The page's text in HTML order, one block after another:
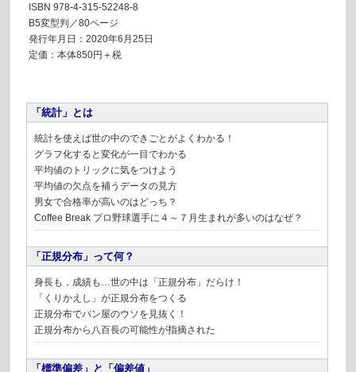
ISBN 978-4-315-52248-8
B5変型判／80ページ
発行年月日：2020年6月25日
定価：本体850円＋税
「統計」とは
統計を使えば世の中のできごとがよくわかる！
グラフ化すると変化が一目でわかる
平均値のトリックに気をつけよう
平均値の欠点を補うデータの見方
男女で合格率が高いのはどっち？
Coffee Break プロ野球選手に４～７月生まれが多いのはなぜ？
「正規分布」って何？
身長も，成績も…世の中は「正規分布」だらけ！
「くりかえし」が正規分布をつくる
正規分布でパン屋のウソを見抜く！
正規分布から八百長の可能性が指摘された
「標準偏差」と「偏差値」